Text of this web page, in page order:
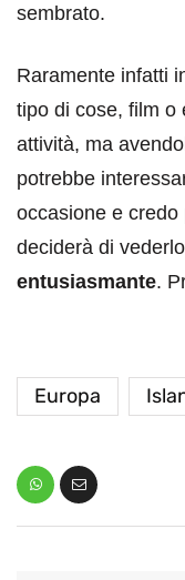
sembrato.
Raramente infatti
tipo di cose, film o
attività, ma
potrebbe
occasione e
deciderà di
entusiasmante.
Europa